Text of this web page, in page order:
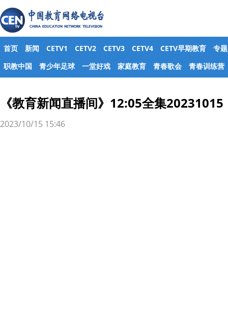
首页 新闻 CETV1 CETV2 CETV3 CETV4 CETV早期教育
专题
职教中国
青少年足球 一堂好戏 家庭教育 青春歌会 青春训练营
《教育新闻直播间》12:05全集20231015
2023/10/15 15:46